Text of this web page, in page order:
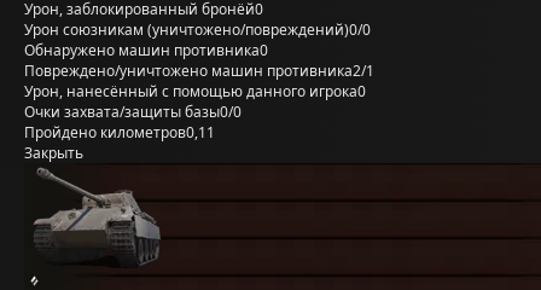
Урон, заблокированный бронёй0
Урон союзникам (уничтожено/повреждений)0/0
Обнаружено машин противника0
Повреждено/уничтожено машин противника2/1
Урон, нанесённый с помощью данного игрока0
Очки захвата/защиты базы0/0
Пройдено километров0,11
Закрыть